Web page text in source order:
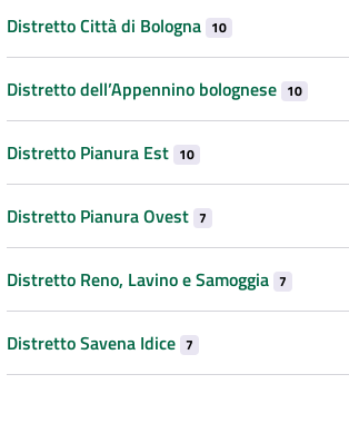
Distretto Città di Bologna 10
Distretto dell’Appennino bolognese 10
Distretto Pianura Est 10
Distretto Pianura Ovest 7
Distretto Reno, Lavino e Samoggia 7
Distretto Savena Idice 7